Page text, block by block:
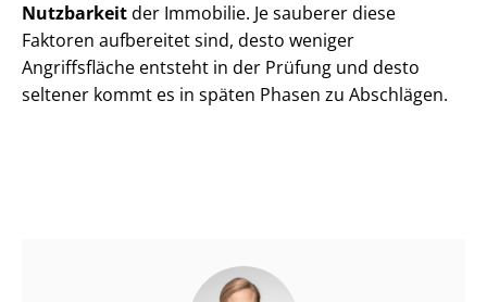
Nutzbarkeitder Immobilie. Je sauberer diese
Faktoren aufbereitet sind, desto weniger
Angriffsfläche entsteht in der Prüfung und desto
seltener kommt es in späten Phasen zu Abschlägen.